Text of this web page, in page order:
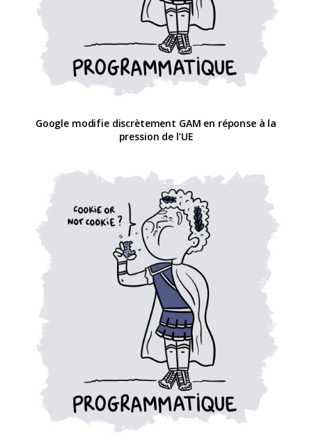
Google modifie discrètement GAM en réponse à la
pression de l’UE